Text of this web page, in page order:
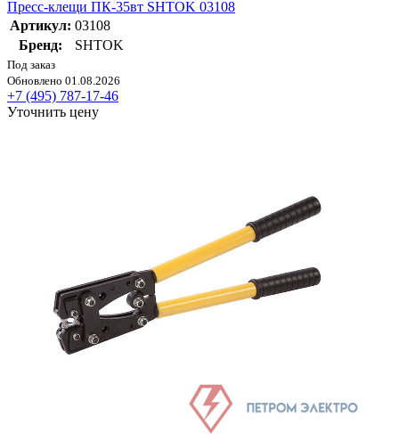
Пресс-клещи ПК-35вт SHTOK 03108
Артикул: 03108
Бренд:
SHTOK
Под заказ
Обновлено 01.08.2026
+7 (495) 787-17-46
Уточнить цену